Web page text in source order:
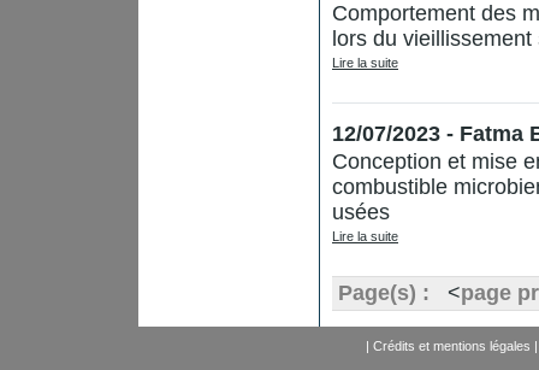
Comportement des
lors du
Lire la suite
12/07/2023 - Fatma
Conception et mise
combustible
usées
Lire la suite
Page(s) : <page
| Crédits et mentions légales